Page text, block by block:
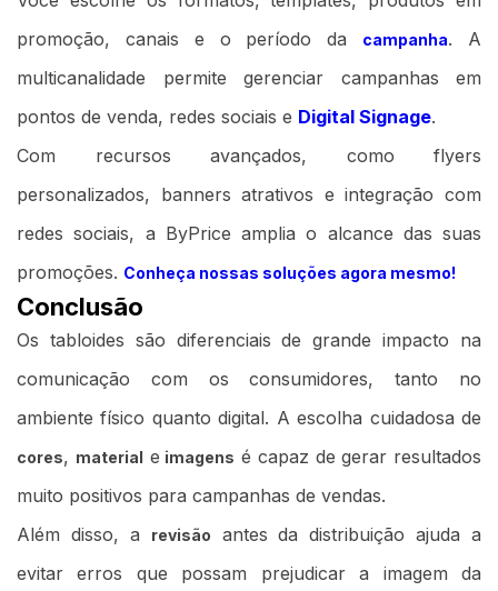
promoção, canais e o período da
campanha. A
multicanalidade permite gerenciar campanhas em
pontos de venda, redes sociais e Digital Signage.
Com recursos avançados, como flyers
personalizados, banners atrativos e integração com
redes sociais, a ByPrice amplia o alcance das suas
promoções. Conheça nossas soluções agora mesmo!
Conclusão
Os tabloides são diferenciais de grande impacto na
comunicação com os consumidores, tanto no
ambiente físico quanto digital. A escolha cuidadosa de
cores, material e imagens é capaz de gerar resultados
muito positivos para campanhas de vendas.
Além disso, a
revisão
antes da distribuição ajuda a
evitar erros que possam prejudicar a imagem da